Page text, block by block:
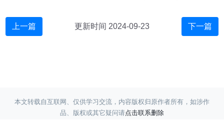
上一篇 更新时间 2024-09-23 下一篇
本文转载自互联网、仅供学习交流，内容版权归原作者所有，如涉作
品、版权或其它疑问请点击联系删除